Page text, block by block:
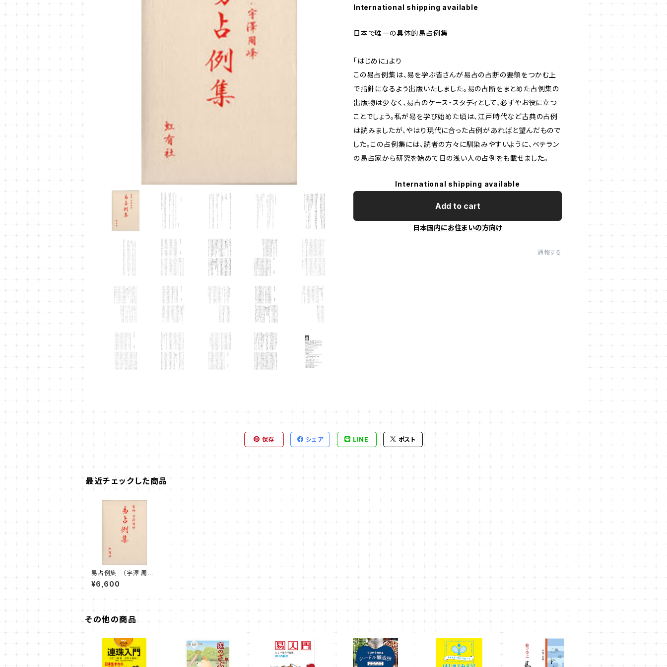
International shipping available
日本で唯一の具体的易占例集
「はじめに」より
この易占例集は、易を学ぶ皆さんが易占の占断の要領をつかむ上
で指針になるよう出版いたしました。易の占断をまとめた占例集の
出版物は少なく、易占のケース・スタディとして、必ずやお役に立つ
ことでしょう。私が易を学び始めた頃は、江戸時代など古典の占例
は読みましたが、やはり現代に合った占例があればと望んだもので
した。この占例集には、読者の方々に馴染みやすいように、ベテラン
の易占家から研究を始めて日の浅い人の占例をも載せました。
International shipping available
Add to cart
日本国内にお住まいの方向け
通報する
保存 シェア LINE ポスト
最近チェックした商品
易占例集 （宇澤 周峰
監修 著）
¥6,600
その他の商品